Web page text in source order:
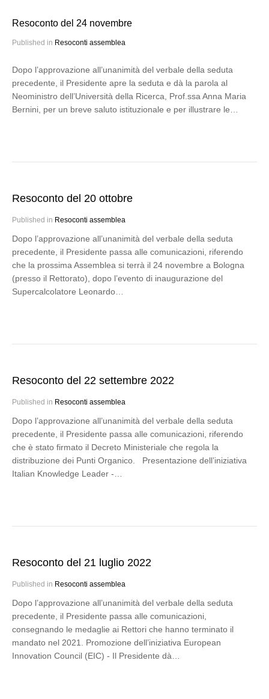
Resoconto del 24 novembre
Published in Resoconti assemblea
Dopo l’approvazione all’unanimità del verbale della seduta
precedente, il Presidente apre la seduta e dà la parola al
Neoministro dell’Università della Ricerca, Prof.ssa Anna Maria
Bernini, per un breve saluto istituzionale e per illustrare le…
Resoconto del 20 ottobre
Published in Resoconti assemblea
Dopo l’approvazione all’unanimità del verbale della seduta
precedente, il Presidente passa alle comunicazioni, riferendo
che la prossima Assemblea si terrà il 24 novembre a Bologna
(presso il Rettorato), dopo l’evento di inaugurazione del
Supercalcolatore Leonardo…
Resoconto del 22 settembre 2022
Published in Resoconti assemblea
Dopo l’approvazione all’unanimità del verbale della seduta
precedente, il Presidente passa alle comunicazioni, riferendo
che è stato firmato il Decreto Ministeriale che regola la
distribuzione dei Punti Organico. Presentazione dell’iniziativa
Italian Knowledge Leader -…
Resoconto del 21 luglio 2022
Published in Resoconti assemblea
Dopo l’approvazione all’unanimità del verbale della seduta
precedente, il Presidente passa alle comunicazioni,
consegnando le medaglie ai Rettori che hanno terminato il
mandato nel 2021. Promozione dell’iniziativa European
Innovation Council (EIC) - Il Presidente dà…